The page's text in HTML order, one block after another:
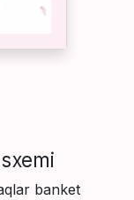
banket